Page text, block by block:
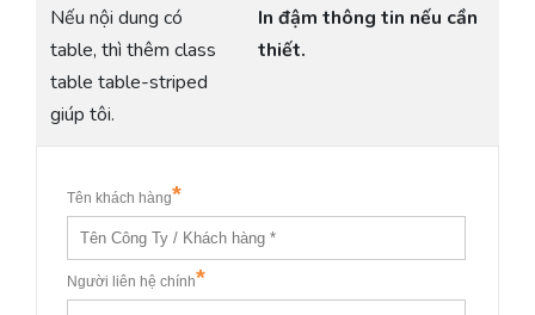
Nếu nội dung có
table, thì thêm class
table table-striped
giúp tôi.
In đậm thông tin nếu cần
thiết.